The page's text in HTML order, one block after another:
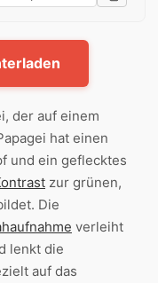
der auf einem
hat einen
und ein geflecktes
zur grünen,
Die
verleiht
lenkt die
auf das